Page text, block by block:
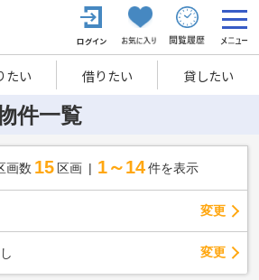
たい 借りたい 貸したい
件一覧
画数 15 区画 1～14 件を表示
変更
変更